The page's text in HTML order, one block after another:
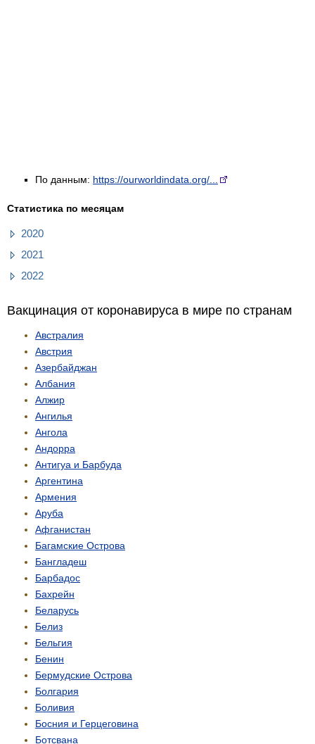
По данным: https://ourworldindata.org/...
Статистика по месяцам
2020
2021
2022
Вакцинация от коронавируса в мире по странам
Австралия
Австрия
Азербайджан
Албания
Алжир
Ангилья
Ангола
Андорра
Антигуа и Барбуда
Аргентина
Армения
Аруба
Афганистан
Багамские Острова
Бангладеш
Барбадос
Бахрейн
Беларусь
Белиз
Бельгия
Бенин
Бермудские Острова
Болгария
Боливия
Босния и Герцеговина
Ботсвана